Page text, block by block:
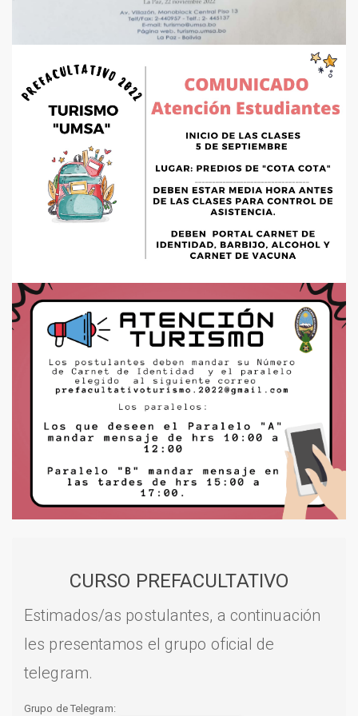
CURSO PREFACULTATIVO
Estimados/as postulantes, a continuación
les presentamos el grupo oficial de
telegram.
Grupo de Telegram: